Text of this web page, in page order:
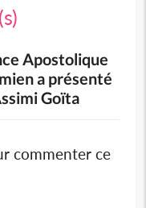
Apostolique
a présenté
Goïta
commenter ce